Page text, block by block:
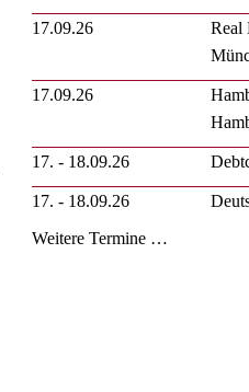
17.09.26
Real
17.09.26
17. - 18.09.26
17. - 18.09.26
Weitere Termine …